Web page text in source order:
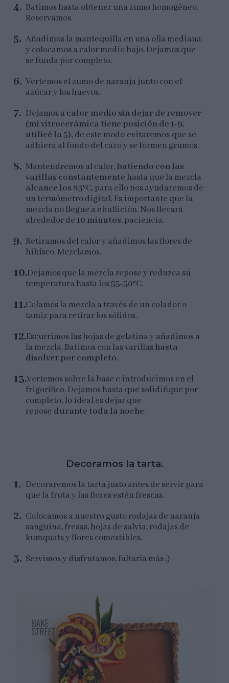
Batimos hasta obtener una zumo homogéneo.
Reservamos.
Añadimos la mantequilla en una olla mediana
y colocamos a calor medio bajo. Dejamos que
se funda por completo.
Vertemos el zumo de naranja junto con el
azúcar y los huevos.
Dejamos acalor medio sin dejar de remover
(mi vitrocerámica tiene posición de 1-9,
utilicé la 5), de este modo evitaremos que se
adhiera al fondo del cazo y se formen grumos.
Mantendremos al calor,batiendo con las
varillas constantemente hasta que la mezcla
alcance los 83ºC, para ello nos ayudaremos de
un termómetro digital. Es importante que la
mezcla no llegue a ebullición. Nos llevará
alrededor de10 minutos, paciencia.
Retiramos del calor y añadimos las flores de
hibisco. Mezclamos.
Dejamos que la mezcla repose y reduzca su
temperatura hasta los55-50ºC.
Colamos la mezcla a través de un colador o
tamiz para retirar los sólidos.
Escurrimos las hojas de gelatina y añadimos a
la mezcla. Batimos con las varillashasta
disolver por completo.
Vertemos sobre la base e introducimos en el
frigorífico. Dejamos hasta que solidifique por
completo, lo ideal es dejar que
repose durante toda la noche.
Decoramos la tarta.
Decoraremos la tarta justo antes de servir para
que la fruta y las flores estén frescas.
Colocamos a nuestro gusto rodajas de naranja
sanguina, fresas, hojas de salvia, rodajas de
kumquats y flores comestibles.
Servimos y disfrutamos, faltaría más ;)